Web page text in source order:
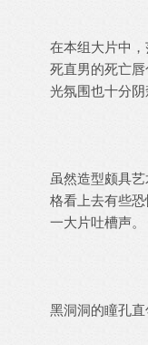
在本组大片中
死直男的死亡
光氛围也十分阴
虽然造型颇具
格看上去有些
一大片吐槽声。
黑洞洞的瞳孔直